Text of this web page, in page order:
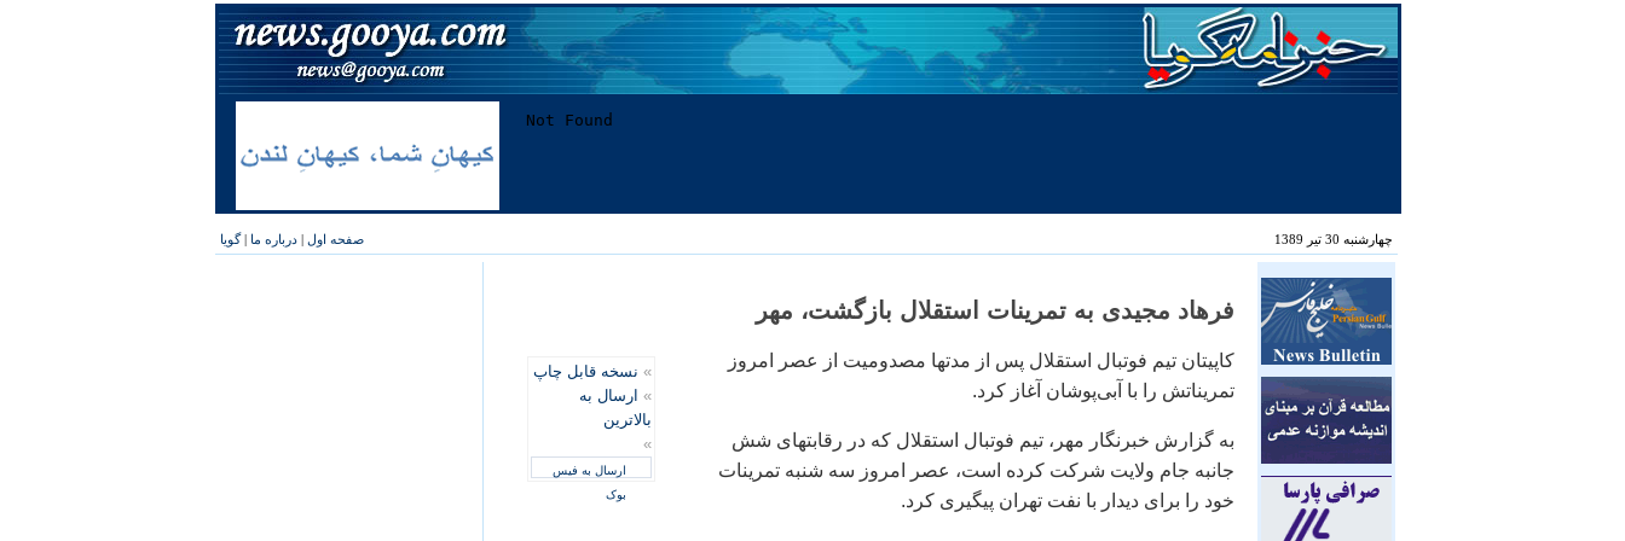
چهارشنبه 30 تیر 1389 صفحه اول | درباره ما |گویا
فرهاد مجیدی به تمرینات استقلال بازگشت، مهر
» نسخه قابل چاپ
» ارسال به
بالاترین
»
ارسال به فیس
بوک
کاپیتان تیم فوتبال استقلال پس از مدتها مصدومیت از عصر امروز
تمریناتش را با آبی‌پوشان آغاز کرد.
به گزارش خبرنگار مهر، تیم فوتبال استقلال که در رقابتهای شش
جانبه جام ولایت شرکت کرده است، عصر امروز سه شنبه تمرینات
خود را برای دیدار با نفت تهران پیگیری کرد.